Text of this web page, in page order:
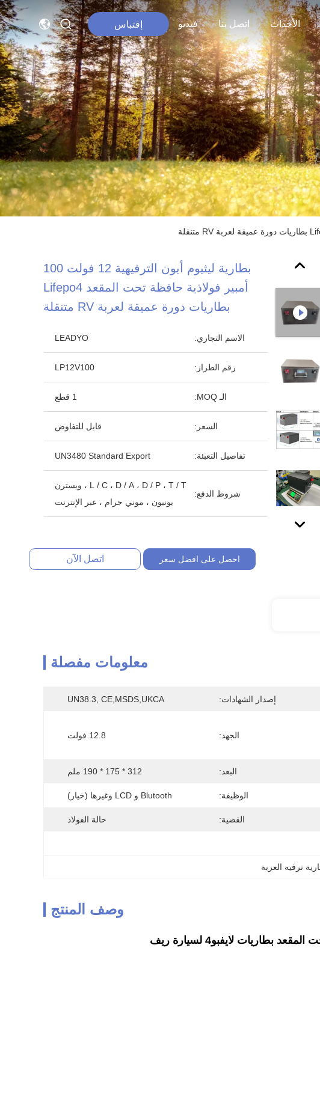
الأحداث اتصل بنا فيديو إقتباس
بطارية ليثيوم أيون الترفيهية 12 فولت 100
أمبير فولاذية حافظة تحت المقعد Lifepo4
بطاريات دورة عميقة لعربة RV متنقلة
الاسم التجاري: LEADYO
رقم الطراز: LP12V100
الـ MOQ: 1 قطع
السعر: قابل للتفاوض
تفاصيل التعبئة: UN3480 Standard Export
شروط الدفع:
L / C ، D / A ، D / P ، T / T ، ويسترن
يونيون ، موني جرام ، عبر الإنترنت
احصل على افضل سعر اتصل الآن
معلومات مفصلة
إصدار الشهادات: UN38.3, CE,MSDS,UKCA
الجهد: 12.8 فولت
البعد: 312 * 175 * 190 ملم
الوظيفة: Blutooth و LCD وغيرها (خيار)
القضية: حالة الفولاذ
وصف المنتج